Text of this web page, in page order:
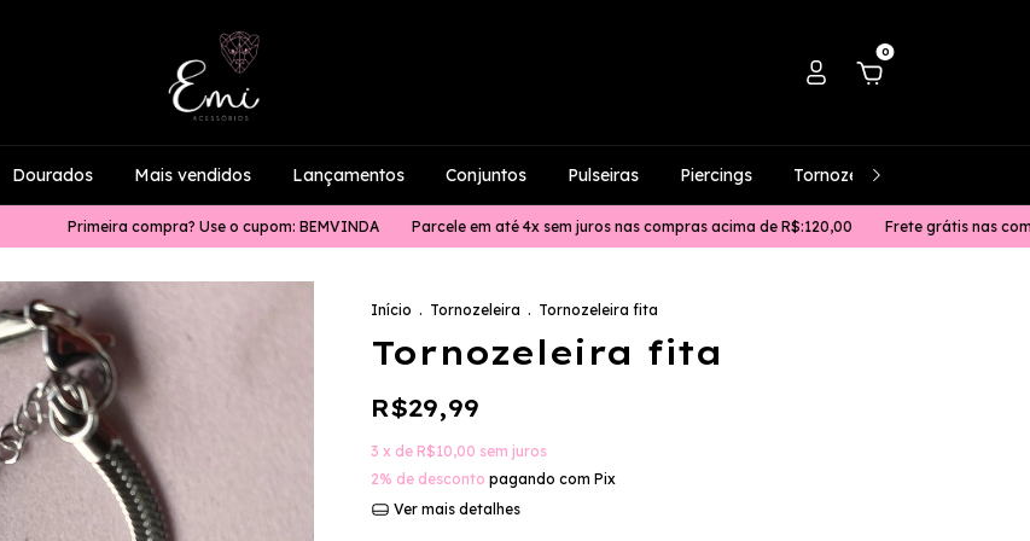
0
Dourados Mais vendidos Lançamentos Conjuntos Pulseiras Piercings Tornozeleiras
Primeira compra? Use o cupom: BEMVINDA Parcele em até 4x sem juros nas compras acima de R$:120,00 Frete grátis nas compras
Início . Tornozeleira . Tornozeleira fita
Tornozeleira fita
R$29,99
3 x de R$10,00 sem juros
2% de desconto pagando com Pix
Ver mais detalhes